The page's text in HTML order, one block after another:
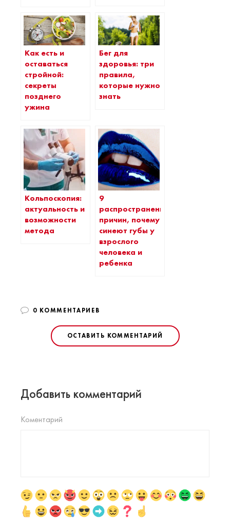
Как есть и
оставаться
стройной:
секреты
позднего
ужина
Бег для
здоровья: три
правила,
которые нужно
знать
Кольпоскопия:
актуальность и
возможности
метода
9
распространенных
причин, почему
синеют губы у
взрослого
человека и
ребенка
0 КОММЕНТАРИЕВ
ОСТАВИТЬ КОММЕНТАРИЙ
Добавить комментарий
Коментарий